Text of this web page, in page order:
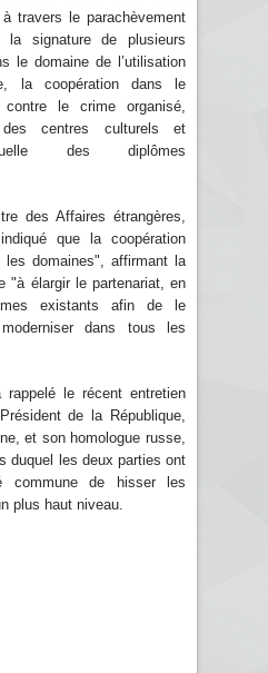
travers le parachèvement
signature de plusieurs
le domaine de l’utilisation
la coopération dans le
le crime organisé,
des centres culturels et
des diplômes
des Affaires étrangères,
que la coopération
les domaines", affirmant la
"à élargir le partenariat, en
existants afin de le
dans tous les
le récent entretien
de la République,
et son homologue russe,
duquel les deux parties ont
commune de hisser les
plus haut niveau.